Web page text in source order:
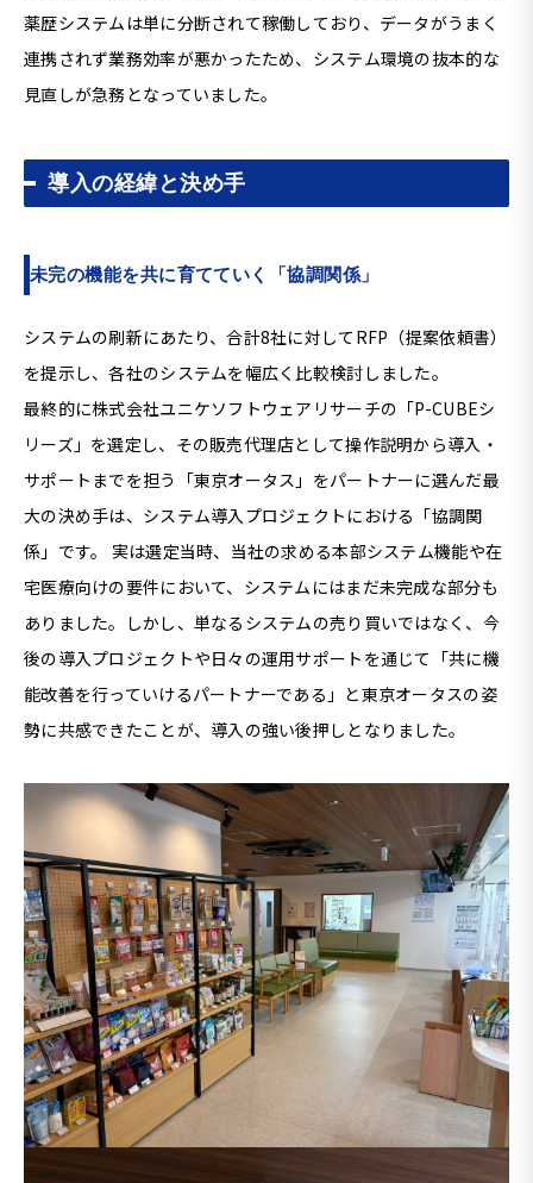
薬歴システムは単に分断されて稼働しており、データがうまく
連携されず業務効率が悪かったため、システム環境の抜本的な
見直しが急務となっていました。
導入の経緯と決め手
未完の機能を共に育てていく「協調関係」
システムの刷新にあたり、合計8社に対して RFP （提案依頼書）
を提示し、各社のシステムを幅広く比較検討しました。
最終的に株式会社ユニケソフトウェアリサーチの「P-CUBEシ
リーズ」を選定し、その販売代理店として操作説明から導入・
サポートまでを担う「東京オータス」をパートナーに選んだ最
大の決め手は、システム導入プロジェクトにおける「協調関
係」です。 実は選定当時、当社の求める本部システム機能や在
宅医療向けの要件において、システムにはまだ未完成な部分も
ありました。しかし、単なるシステムの売り買いではなく、今
後の導入プロジェクトや日々の運用サポートを通じて「共に機
能改善を行っていけるパートナーである」と東京オータスの姿
勢に共感できたことが、導入の強い後押しとなりました。